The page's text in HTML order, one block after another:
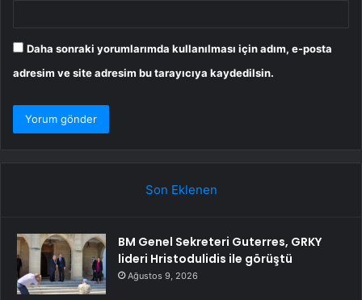
Daha sonraki yorumlarımda kullanılması için adım, e-posta
adresim ve site adresim bu tarayıcıya kaydedilsin.
Son Eklenen
BM Genel Sekreteri Guterres, GRKY
lideri Hristodulidis ile görüştü
Ağustos 9, 2026